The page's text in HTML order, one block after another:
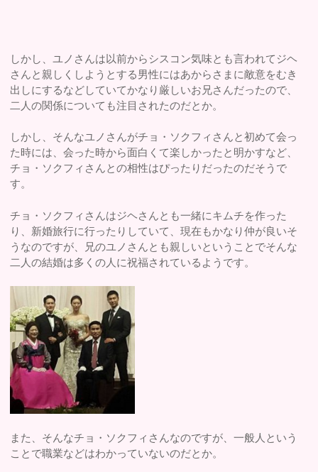
しかし、ユノさんは以前からシスコン気味とも言われてジヘ
さんと親しくしようとする男性にはあからさまに敵意をむき
出しにするなどしていてかなり厳しいお兄さんだったので、
二人の関係についても注目されたのだとか。
しかし、そんなユノさんがチョ・ソクフィさんと初めて会っ
た時には、会った時から面白くて楽しかったと明かすなど、
チョ・ソクフィさんとの相性はぴったりだったのだそうで
す。
チョ・ソクフィさんはジヘさんとも一緒にキムチを作った
り、新婚旅行に行ったりしていて、現在もかなり仲が良いそ
うなのですが、兄のユノさんとも親しいということでそんな
二人の結婚は多くの人に祝福されているようです。
また、そんなチョ・ソクフィさんなのですが、一般人という
ことで職業などはわかっていないのだとか。